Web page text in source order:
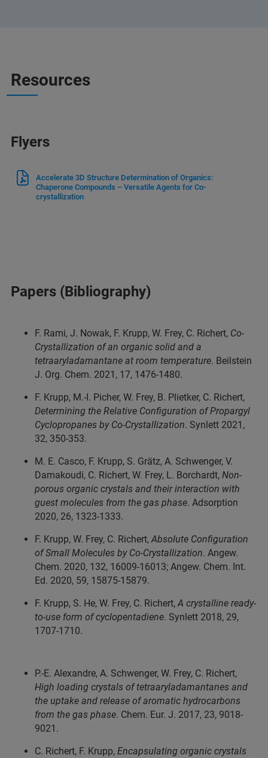
Resources
Flyers
Accelerate 3D Structure Determination of Organics:
Chaperone Compounds – Versatile Agents for Co-
crystallization
Papers (Bibliography)
F. Rami, J. Nowak, F. Krupp, W. Frey, C. Richert, Co-
Crystallization of an organic solid and a
tetraaryladamantane at room temperature. Beilstein
J. Org. Chem. 2021, 17, 1476-1480.
F. Krupp, M.-I. Picher, W. Frey, B. Plietker, C. Richert,
Determining the Relative Configuration of Propargyl
Cyclopropanes by Co-Crystallization. Synlett 2021,
32, 350-353.
M. E. Casco, F. Krupp, S. Grätz, A. Schwenger, V.
Damakoudi, C. Richert, W. Frey, L. Borchardt, Non-
porous organic crystals and their interaction with
guest molecules from the gas phase. Adsorption
2020, 26, 1323-1333.
F. Krupp, W. Frey, C. Richert,Absolute Configuration
of Small Molecules by Co-Crystallization. Angew.
Chem. 2020, 132, 16009-16013; Angew. Chem. Int.
Ed. 2020, 59, 15875-15879.
F. Krupp, S. He, W. Frey, C. Richert,A crystalline ready-
to-use form of cyclopentadiene. Synlett 2018, 29,
1707-1710.
P.-E. Alexandre, A. Schwenger, W. Frey, C. Richert,
High loading crystals of tetraaryladamantanes and
the uptake and release of aromatic hydrocarbons
from the gas phase. Chem. Eur. J. 2017, 23, 9018-
9021.
C. Richert, F. Krupp, Encapsulating organic crystals